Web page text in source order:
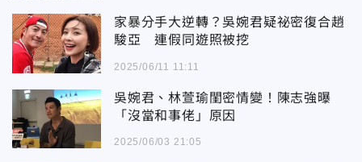
家暴分手大逆轉？吳婉君疑祕密復合趙
駿亞 連假同遊照被挖
2025/06/11 11:11
吳婉君、林萱瑜閨密情變！陳志強曝
「沒當和事佬」原因
2025/06/03 21:05